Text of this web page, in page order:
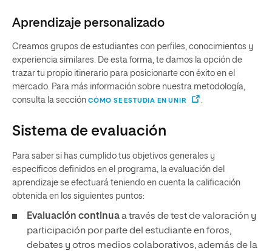
Aprendizaje personalizado
Creamos grupos de estudiantes con perfiles, conocimientos y
experiencia similares. De esta forma, te damos la opción de
trazar tu propio itinerario para posicionarte con éxito en el
mercado. Para más información sobre nuestra metodología,
consulta la sección CÓMO SE ESTUDIA EN UNIR .
Sistema de evaluación
Para saber si has cumplido tus objetivos generales y
específicos definidos en el programa, la evaluación del
aprendizaje se efectuará teniendo en cuenta la calificación
obtenida en los siguientes puntos:
Evaluación continuaa través de test de valoración y
participación por parte del estudiante en foros,
debates y otros medios colaborativos, además de la